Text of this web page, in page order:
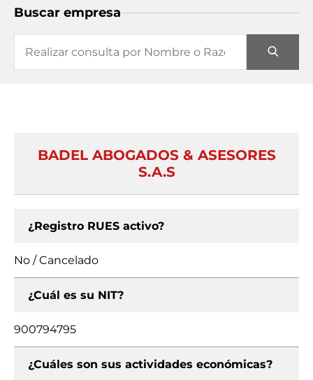
Buscar empresa
BADEL ABOGADOS & ASESORES
S.A.S
¿Registro RUES activo?
No / Cancelado
¿Cuál es su NIT?
900794795
¿Cuáles son sus actividades económicas?